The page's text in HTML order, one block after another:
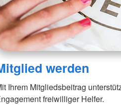
werden
Ihrem Mitgliedsbeitrag
freiwilliger Helfer.